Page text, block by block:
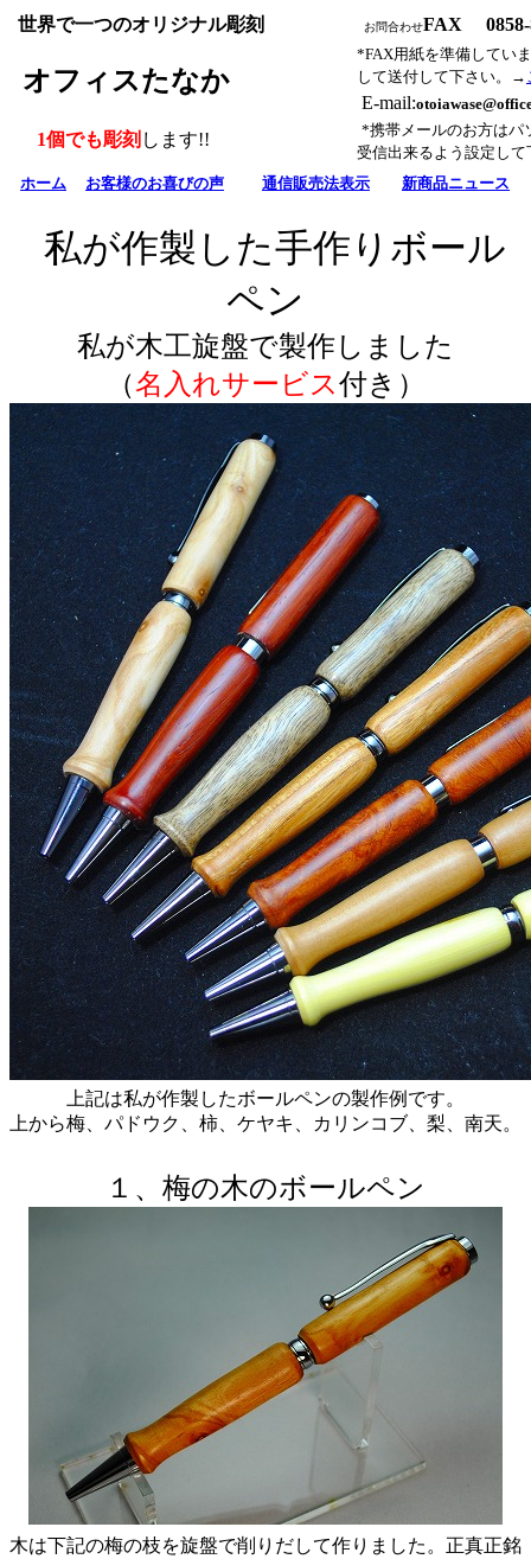
世界で一つのオリジナル彫刻 お問合わせFAX 0858-
オフィスたなか
*FAX用紙を準備してい
して送付して下さい。→
E-mail:
1個でも彫刻 します!!
*携帯メールのお方はパ
受信出来るよう設定して
ホーム
お客様のお喜びの声 通信販売法表示 新商品ニュース
私が作製した手作りボール
ペン
私が木工旋盤で製作しました
（名入れサービス付き ）
上記は私が作製したボールペンの製作例です。
上から梅、パドウク、柿、ケヤキ、カリンコブ、梨、南天。
１、梅の木のボールペン
木は下記の梅の枝を旋盤で削りだして作りました。正真正銘